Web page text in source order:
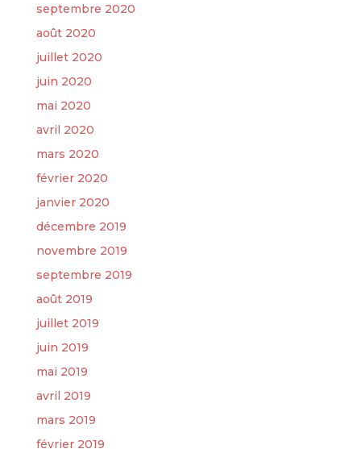
septembre 2020
août 2020
juillet 2020
juin 2020
mai 2020
avril 2020
mars 2020
février 2020
janvier 2020
décembre 2019
novembre 2019
septembre 2019
août 2019
juillet 2019
juin 2019
mai 2019
avril 2019
mars 2019
février 2019